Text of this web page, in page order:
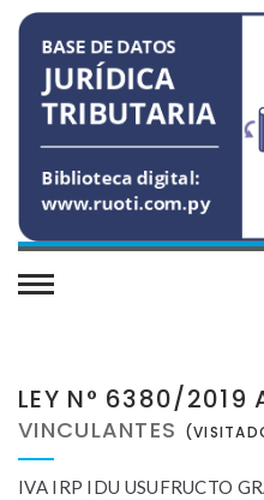
INICIO
QUIENES SOMOS
Leyes Impositivas
Leyes Concordadas
MEMBRESIAS
LEY N° 6380/2019
VINCULANTES
IVA IRP IDU USUFRUCTO